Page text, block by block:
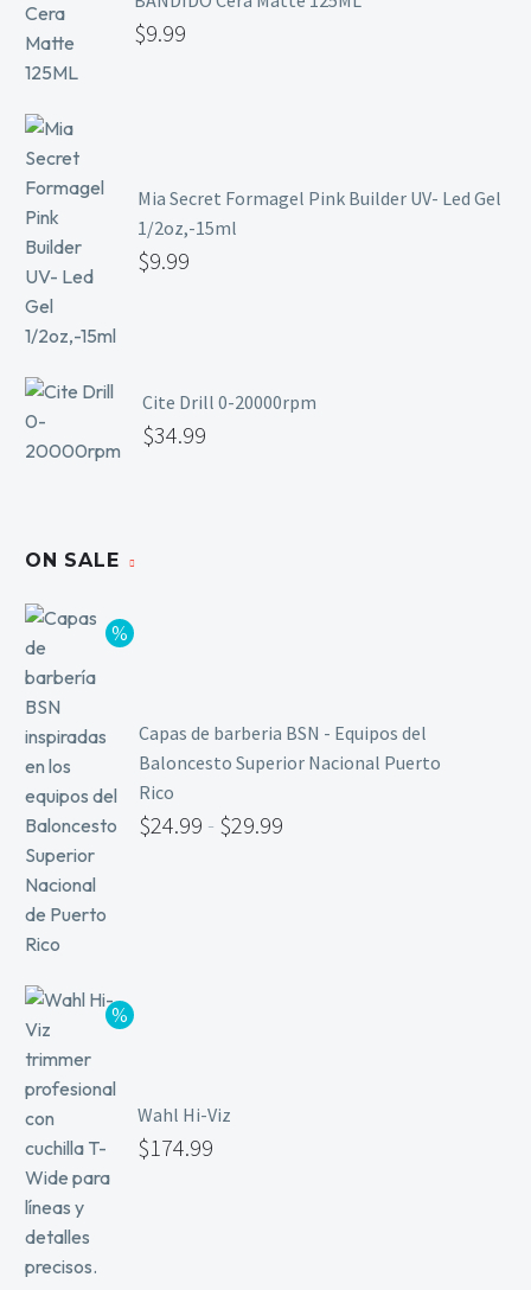
$9.99
Mia Secret Formagel Pink Builder UV- Led Gel
1/2oz,-15ml
$9.99
Cite Drill 0-20000rpm
$34.99
ON SALE
Capas de barberia BSN - Equipos del
Baloncesto Superior Nacional Puerto
Rico
$24.99 - $29.99
Wahl Hi-Viz
$174.99